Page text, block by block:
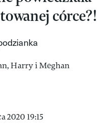
córce?!
2020 19:15